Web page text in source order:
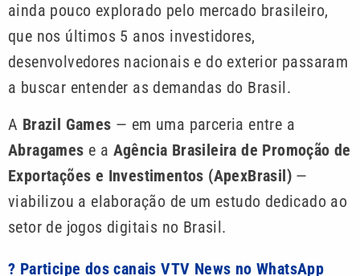
ainda pouco explorado pelo mercado brasileiro,
que nos últimos 5 anos investidores,
desenvolvedores nacionais e do exterior passaram
a buscar entender as demandas do Brasil.
A Brazil Games — em uma parceria entre a
Abragames e a Agência Brasileira de Promoção de
Exportações e Investimentos (ApexBrasil) —
viabilizou a elaboração de um estudo dedicado ao
setor de jogos digitais no Brasil.
? Participe dos canais VTV News no WhatsApp